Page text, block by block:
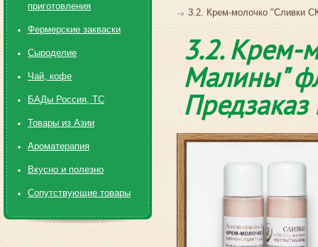
3.2. Крем-молочко "Сливки
3.2. Крем-
Малины"
Предзаказ
приготовления
Фермерские закваски
Сыроделие
Чай, кофе
БАДы Россия, ТС
Товары из Азии
Ароматерапия
Вкусно и полезно
Сопутствующие товары